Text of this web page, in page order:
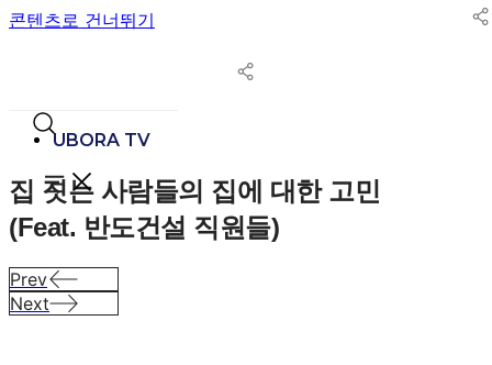
콘텐츠로 건너뛰기
UBORA TV
집 짓는 사람들의 집에 대한 고민
(Feat. 반도건설 직원들)
Prev
Next